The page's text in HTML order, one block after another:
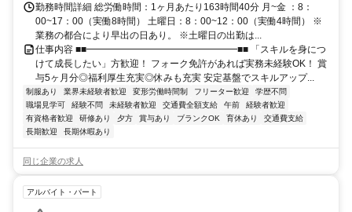
勤務時間詳細 総労働時間：1ヶ月あたり163時間40分 月~金 ：8：
00~17：00（実働8時間） 土曜日：8：00~12：00（実働4時間） ※
業務の都合により早出の日あり。 ※土曜日の出勤は...
仕事内容 ■■━━━━━━━━━━━━━━━━■■ 「スキルを身につ
けて成長したい」方歓迎！ フォーク免許があれば実務未経験OK！ 賞
与5ヶ月分◎福利厚生充実◎休みも充実 安定基盤でスキルアップ...
制服あり 業界未経験者歓迎 変形労働時間制 フリーター歓迎
学歴不問
職場見学可
経験不問 未経験者歓迎 交通費全額支給 午前
経験者歓迎
有資格者歓迎
研修あり 夕方 賞与あり ブランクOK 育休あり
交通費支給
長期歓迎
長期休暇あり
同じ企業の求人
アルバイト・パート